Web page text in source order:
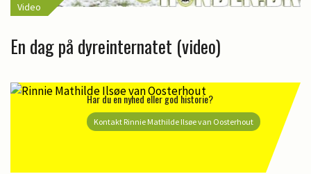
Video
En dag på dyreinternatet (video)
Har du en nyhed eller god historie?
Kontakt Rinnie Mathilde Ilsøe van Oosterhout